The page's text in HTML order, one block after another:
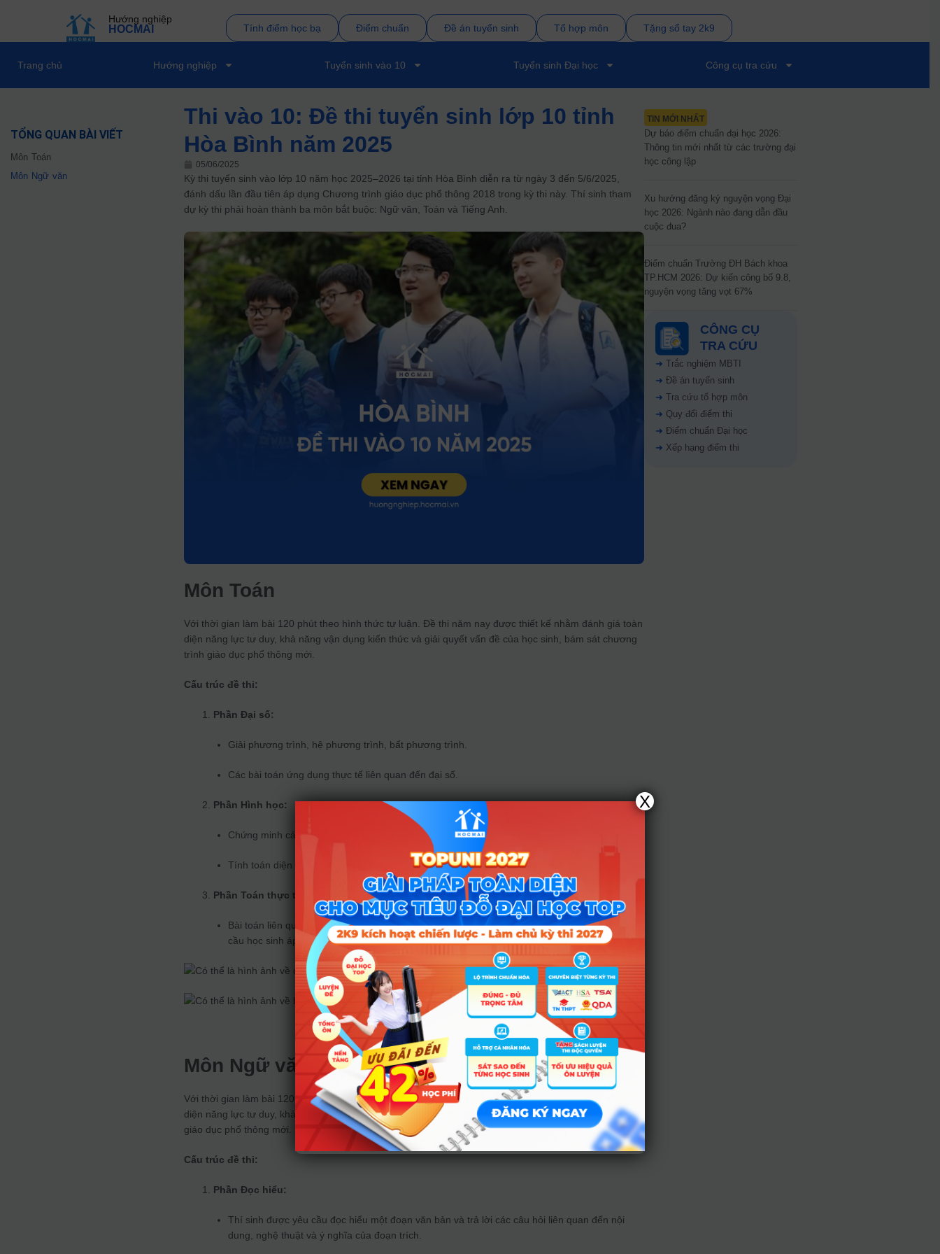
Hướng nghiệp
HOCMAI Tính điểm học bạ Điểm chuẩn Đề án tuyển sinh Tổ hợp môn Tặng sổ tay 2k9
Trang chủ Hướng nghiệp Tuyển sinh vào 10 Tuyển sinh Đại học Công cụ tra cứu
TỔNG QUAN BÀI VIẾT
Môn Toán
Môn Ngữ văn
Thi vào 10: Đề thi tuyển sinh lớp 10 tỉnh
Hòa Bình năm 2025
05/06/2025
Kỳ thi tuyển sinh vào lớp 10 năm học 2025–2026 tại tỉnh Hòa Bình diễn ra từ ngày 3 đến 5/6/2025,
đánh dấu lần đầu tiên áp dụng Chương trình giáo dục phổ thông 2018 trong kỳ thi này. Thí sinh tham
dự kỳ thi phải hoàn thành ba môn bắt buộc: Ngữ văn, Toán và Tiếng Anh.
Môn Toán
Với thời gian làm bài 120 phút theo hình thức tự luận. Đề thi năm nay được thiết kế nhằm đánh giá toàn
diện năng lực tư duy, khả năng vận dụng kiến thức và giải quyết vấn đề của học sinh, bám sát chương
trình giáo dục phổ thông mới.
Cấu trúc đề thi:
Phần Đại số:
Giải phương trình, hệ phương trình, bất phương trình.
Các bài toán ứng dụng thực tế liên quan đến đại số.
Phần Hình học:
Chứng minh các định lý hình học.
Tính toán diện tích, thể tích và các bài toán liên quan đến hình học không gian.
Phần Toán thực tế:
Bài toán liên quan đến tính toán chi phí sơn mặt xung quanh của một cây cột hình trụ, yêu
cầu học sinh áp dụng kiến thức hình học vào thực tế.
Môn Ngữ văn
Với thời gian làm bài 120 phút theo hình thức tự luận. Đề thi năm nay được thiết kế nhằm đánh giá toàn
diện năng lực tư duy, khả năng vận dụng kiến thức và kỹ năng viết của học sinh, bám sát chương trình
giáo dục phổ thông mới.
Cấu trúc đề thi:
Phần Đọc hiểu:
Thí sinh được yêu cầu đọc hiểu một đoạn văn bản và trả lời các câu hỏi liên quan đến nội
dung, nghệ thuật và ý nghĩa của đoạn trích.
TIN MỚI NHẤT
Dự báo điểm chuẩn đại học 2026:
Thông tin mới nhất từ các trường đại
học công lập
Xu hướng đăng ký nguyện vọng Đại
học 2026: Ngành nào đang dẫn đầu
cuộc đua?
Điểm chuẩn Trường ĐH Bách khoa
TP.HCM 2026: Dự kiến công bố 9.8,
nguyện vọng tăng vọt 67%
CÔNG CỤ
TRA CỨU
➜ Trắc nghiệm MBTI
➜ Đề án tuyển sinh
➜ Tra cứu tổ hợp môn
➜ Quy đổi điểm thi
➜ Điểm chuẩn Đại học
➜ Xếp hạng điểm thi
X